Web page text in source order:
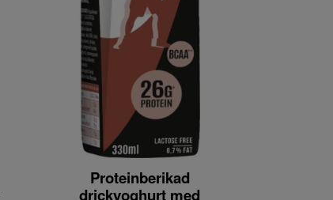
Proteinberikad
drickyoghurt med